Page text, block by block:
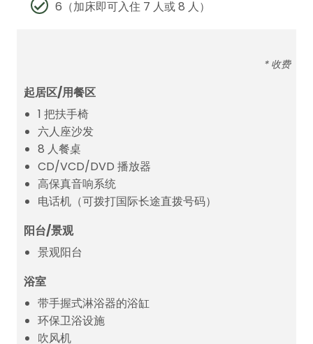
6（加床即可入住 7 人或 8 人）
* 收费
起居区/用餐区
1 把扶手椅
六人座沙发
8 人餐桌
CD/VCD/DVD 播放器
高保真音响系统
电话机（可拨打国际长途直拨号码）
阳台/景观
景观阳台
浴室
带手握式淋浴器的浴缸
环保卫浴设施
吹风机